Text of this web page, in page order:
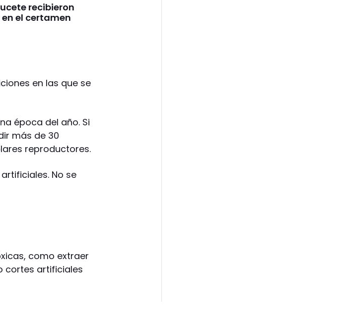
recibieron
el certamen
en las que se
época del año. Si
más de 30
reproductores.
No se
como extraer
cortes artificiales